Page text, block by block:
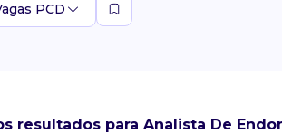
PCD
resultados para Analista De